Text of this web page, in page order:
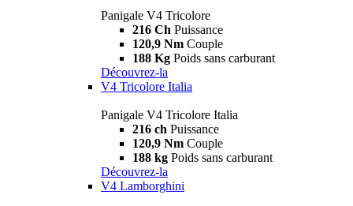
Panigale V4 Tricolore
216 Ch Puissance
120,9 Nm Couple
188 Kg Poids sans carburant
Découvrez-la
V4 Tricolore Italia
Panigale V4 Tricolore Italia
216 ch Puissance
120,9 Nm Couple
188 kg Poids sans carburant
Découvrez-la
V4 Lamborghini